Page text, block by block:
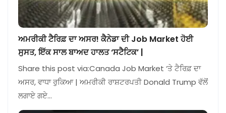
ਅਮਰੀਕੀ ਟੈਰਿਫ਼ ਦਾ ਅਸਰ! ਕੈਨੇਡਾ ਦੀ Job Market ਹੋਈ
ਸੁਸਤ, ਇੱਕ ਸਾਲ ਬਾਅਦ ਹਾਲਤ ‘ਸਟੈਟਿਕ’ |
Share this post via:Canada Job Market ‘ਤੇ ਟੈਰਿਫ਼ ਦਾ
ਅਸਰ, ਵਾਧਾ ਰੁਕਿਆ | ਅਮਰੀਕੀ ਰਾਸ਼ਟਰਪਤੀ Donald Trump ਵੱਲੋਂ
ਲਗਾਏ ਗਏ…